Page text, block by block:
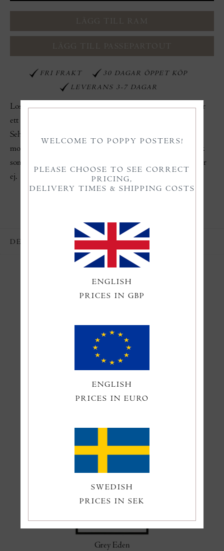
LÄGG TILL RAM
LÄGG TILL PASSEPARTOUT
FRI FRAKT
30 DAGAR ÖPPET KÖP
LEVERANS 3-7 DAGAR
Lost & Found, poster. Svart-vitt fotografi av en kvinna under
ett träd med vatten i bakgrunden. Fotografi av Patrik
Sehlstedt. Poster med vit yta runtom bilden som framhäver
motivet.
Väljer du till ram och passepartout i samma storlek
som postern passar allt perfekt. Ram och passepartout ingår
ej.
DELA
Splash
Ciao Capri
Grey Eden
WELCOME TO POPPY POSTERS!
PLEASE CHOOSE TO SEE CORRECT
PRICING,
DELIVERY TIMES & SHIPPING COSTS
ENGLISH
PRICES IN GBP
ENGLISH
PRICES IN EURO
SWEDISH
PRICES IN SEK